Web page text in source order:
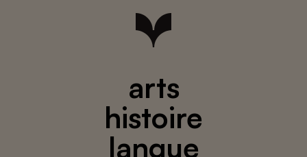
arts
histoire
langue